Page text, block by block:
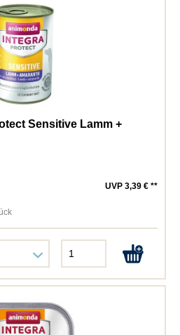
Sensitive Lamm +
UVP 3,39 € **